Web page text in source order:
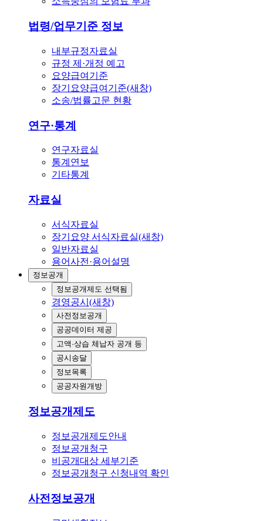
법령/업무기준 정보
내부규정자료실
규정 제·개정 예고
요양급여기준
장기요양급여기준(새창)
소송/법률고문 현황
연구·통계
연구자료실
통계연보
기타통계
자료실
서식자료실
장기요양 서식자료실(새창)
일반자료실
용어사전·용어설명
정보공개
정보공개제도 선택됨
경영공시(새창)
사전정보공개
공공데이터 제공
고액·상습 체납자 공개 등
공시송달
정보목록
공공자원개방
정보공개제도
정보공개제도안내
정보공개청구
비공개대상 세부기준
정보공개청구 신청내역 확인
사전정보공개